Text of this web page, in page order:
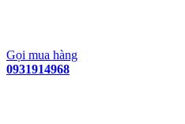
Gọi mua hàng
0931914968